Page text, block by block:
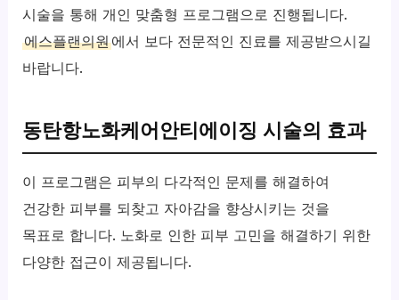
시술을 통해 개인 맞춤형 프로그램으로 진행됩니다.
에스플랜의원에서 보다 전문적인 진료를 제공받으시길
바랍니다.
동탄항노화케어안티에이징 시술의 효과
이 프로그램은 피부의 다각적인 문제를 해결하여
건강한 피부를 되찾고 자아감을 향상시키는 것을
목표로 합니다. 노화로 인한 피부 고민을 해결하기 위한
다양한 접근이 제공됩니다.